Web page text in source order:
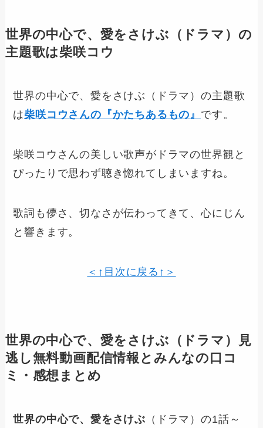
世界の中心で、愛をさけぶ（ドラマ）の
主題歌は柴咲コウ
世界の中心で、愛をさけぶ（ドラマ）の主題歌
は柴咲コウさんの『かたちあるもの』 です。
柴咲コウさんの美しい歌声がドラマの世界観と
ぴったりで思わず聴き惚れてしまいますね。
歌詞も儚さ、切なさが伝わってきて、心にじん
と響きます。
＜↑目次に戻る↑＞
世界の中心で、愛をさけぶ （ドラマ）見
逃し無料動画配信情報とみんなの口コ
ミ・感想まとめ
世界の中心で、愛をさけぶ （ドラマ）の1話～